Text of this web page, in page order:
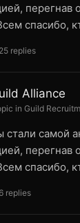
перегнав
спасибо,
25 replies
Alliance
in Guild
стали самой
перегнав
спасибо,
6 replies